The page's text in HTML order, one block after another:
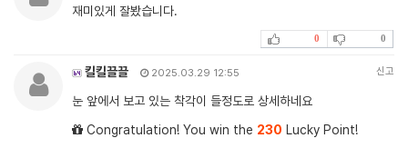
재미있게 잘봤습니다.
0 0
킬킬끌끌 2025.03.29 12:55 신고
눈 앞에서 보고 있는 착각이 들정도로 상세하네요
Congratulation! You win the 230 Lucky Point!